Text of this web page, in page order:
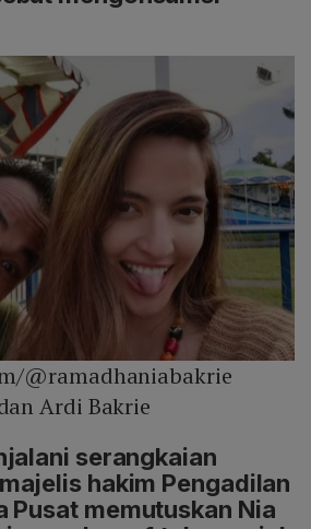
@ramadhaniabakrie
Ardi Bakrie
serangkaian
hakim Pengadilan
Pusat memutuskan Nia